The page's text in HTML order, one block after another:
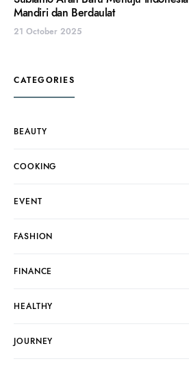
Mandiri dan Berdaulat
21 October 2025
CATEGORIES
BEAUTY
COOKING
EVENT
FASHION
FINANCE
HEALTHY
JOURNEY